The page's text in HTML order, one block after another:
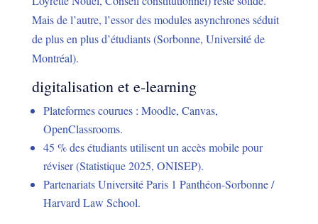
Mais de l’autre, l’essor des modules asynchrones séduit
de plus en plus d’étudiants (Sorbonne, Université de
Montréal).
digitalisation et e-learning
Plateformes courues : Moodle, Canvas,
OpenClassrooms.
45 % des étudiants utilisent un accès mobile pour
réviser (Statistique 2025, ONISEP).
Partenariats Université Paris 1 Panthéon-Sorbonne /
Harvard Law School.